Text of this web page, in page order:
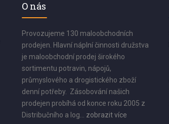
O nás
Provozujeme 130 maloobchodních
prodejen. Hlavní náplní činnosti družstva
je maloobchodní prodej širokého
sortimentu potravin, nápojů,
průmyslového a drogistického zboží
denní potřeby. Zásobování našich
prodejen probíhá od konce roku 2005 z
Distribučního a log... zobrazit více